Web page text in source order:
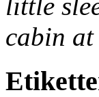
cabin